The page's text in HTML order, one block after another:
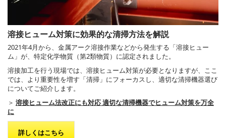
溶接ヒューム対策に効果的な清掃方法を解説
2021年4月から、金属アーク溶接作業などから発生する「溶接ヒュー
ム」が、特定化学物質（第2類物質）に認定されました。
溶接加工を行う現場では、溶接ヒューム対策が必要となりますが、ここ
では、より重要性を増す「清掃」にフォーカスし、適切な清掃機器選び
についてご紹介します。
＞ 溶接ヒューム法改正にも対応 適切な清掃機器でヒューム対策を万全
に
詳しくはこちら